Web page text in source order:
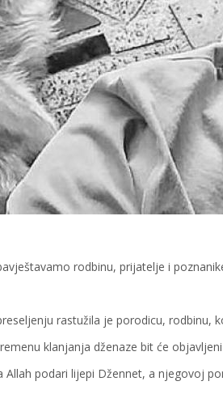
rodbinu, prijatelje i
rastužila je porodicu, rodbinu,
klanjanja dženaze bit će
Allah podari lijepi Džennet, a njegovoj